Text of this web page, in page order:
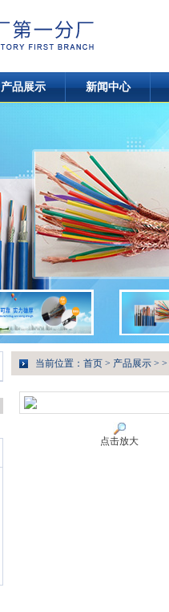
产品展示 新闻中心
当前位置： 首页 > 产品展示 > >
点击放大